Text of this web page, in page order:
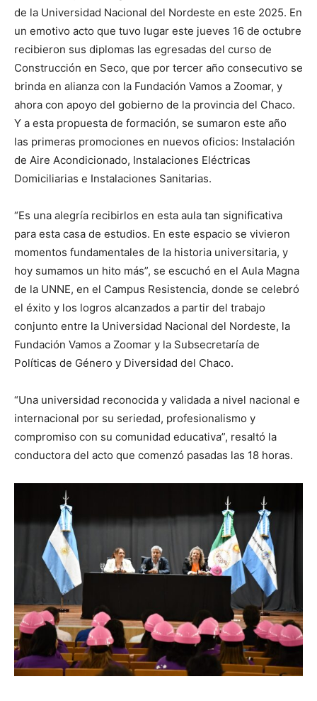
de la Universidad Nacional del Nordeste en este 2025. En
un emotivo acto que tuvo lugar este jueves 16 de octubre
recibieron sus diplomas las egresadas del curso de
Construcción en Seco, que por tercer año consecutivo se
brinda en alianza con la Fundación Vamos a Zoomar, y
ahora con apoyo del gobierno de la provincia del Chaco.
Y a esta propuesta de formación, se sumaron este año
las primeras promociones en nuevos oficios: Instalación
de Aire Acondicionado, Instalaciones Eléctricas
Domiciliarias e Instalaciones Sanitarias.
“Es una alegría recibirlos en esta aula tan significativa
para esta casa de estudios. En este espacio se vivieron
momentos fundamentales de la historia universitaria, y
hoy sumamos un hito más”, se escuchó en el Aula Magna
de la UNNE, en el Campus Resistencia, donde se celebró
el éxito y los logros alcanzados a partir del trabajo
conjunto entre la Universidad Nacional del Nordeste, la
Fundación Vamos a Zoomar y la Subsecretaría de
Políticas de Género y Diversidad del Chaco.
“Una universidad reconocida y validada a nivel nacional e
internacional por su seriedad, profesionalismo y
compromiso con su comunidad educativa”, resaltó la
conductora del acto que comenzó pasadas las 18 horas.